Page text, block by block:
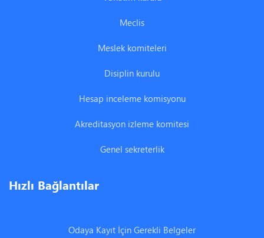
Meclis
Meslek komiteleri
Disiplin kurulu
Hesap inceleme komisyonu
Akreditasyon izleme komitesi
Genel sekreterlik
Hızlı Bağlantılar
Odaya Kayıt İçin Gerekli Belgeler